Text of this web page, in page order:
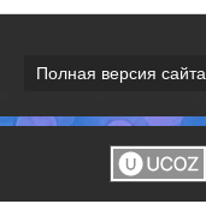
Полная версия сайта